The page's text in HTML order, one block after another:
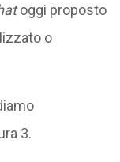
oggi proposto
o
3.